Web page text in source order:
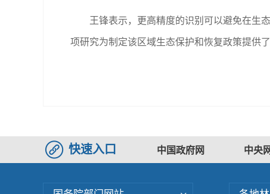
王锋表示，更高精度的识别可以避免在生
项研究为制定该区域生态保护和恢复政策提供
快速入口 中国政府网 中央